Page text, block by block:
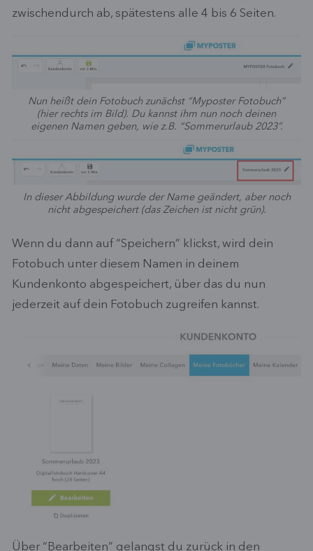
zwischendurch ab, spätestens alle 4 bis 6 Seiten.
Nun heißt dein Fotobuch zunächst “Myposter Fotobuch”
(hier rechts im Bild). Du kannst ihm nun noch deinen
eigenen Namen geben, wie z.B. “Sommerurlaub 2023”.
In dieser Abbildung wurde der Name geändert, aber noch
nicht abgespeichert (das Zeichen ist nicht grün).
Wenn du dann auf “Speichern” klickst, wird dein
Fotobuch unter diesem Namen in deinem
Kundenkonto abgespeichert, über das du nun
jederzeit auf dein Fotobuch zugreifen kannst.
Über “Bearbeiten” gelangst du zurück in den